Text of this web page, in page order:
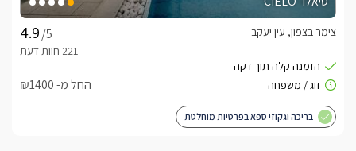
/5
צימר בצפון, עין יעקב
החל מ- ₪1400
בריכה וגקוזי ספא בפרטיות מוחלטת